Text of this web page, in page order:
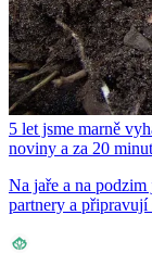
5 let jsme marně
noviny a za 20
Na jaře a na
partnery a připravují